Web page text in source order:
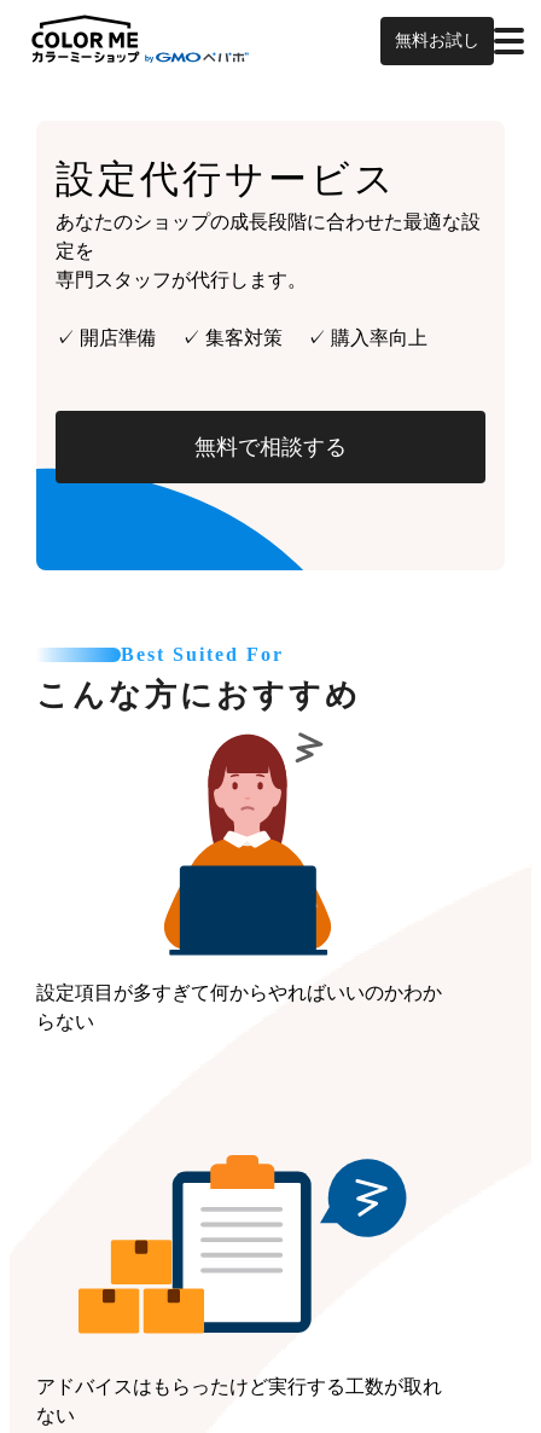
無料お試し
設定代行サービス
あなたのショップの成長段階に合わせた最適な設
定を
専門スタッフが代行します。
✓ 開店準備 ✓ 集客対策 ✓ 購入率向上
無料で相談する
Best Suited For
こんな方におすすめ
設定項目が多すぎて何からやればいいのかわか
らない
アドバイスはもらったけど実行する工数が取れ
ない